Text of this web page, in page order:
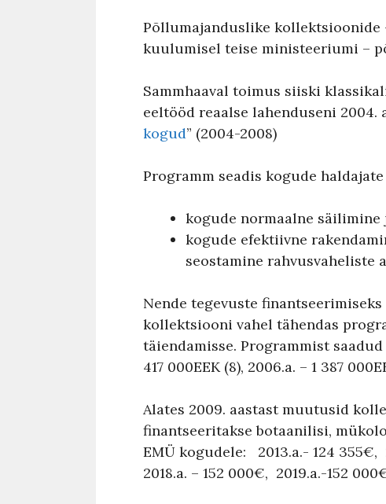
Põllumajanduslike kollektsioonide
kuulumisel teise ministeeriumi –
Sammhaaval toimus siiski
eeltööd reaalse lahenduseni
kogud” (2004-2008)
Programm seadis kogude
kogude normaalne
kogude efektiivne
seostamine rahvusvaheliste
Nende tegevuste
kollektsiooni vahel tähendas
täiendamisse. Programmist
417 000EEK (8), 2006.a. – 1 387
Alates 2009. aastast muutusid
finantseeritakse botaanilisi,
EMÜ kogudele: 2013.a.- 124 355€,
2018.a. – 152 000€, 2019.a.-152